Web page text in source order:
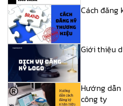
Cách đăng
Giới thiệu
Hướng
công ty